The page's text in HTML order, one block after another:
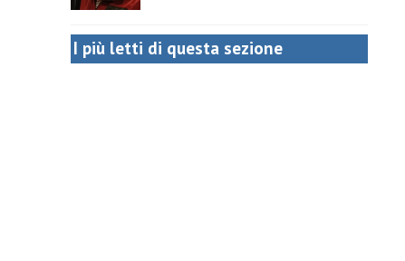
I più letti di questa sezione